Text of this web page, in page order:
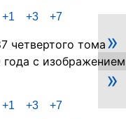
+1 +3 +7
»
»
+1 +3 +7